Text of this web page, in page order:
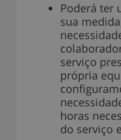
Poderá ter
sua
serviço
própria
horas
do serviço